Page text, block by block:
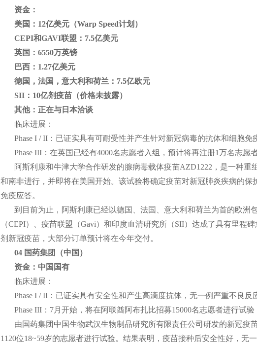
资金：
美国：12亿美元（Warp Speed计划）
CEPI和GAVI联盟：7.5亿美元
英国：6550万英镑
巴西：1.27亿美元
德国，法国，意大利和荷兰：7.5亿欧元
SII：10亿剂疫苗（价格未披露）
其他：正在与日本洽谈
临床进展：
Phase I / II：已证实具有可耐受性并产生针对新冠病毒的抗体和细胞免
Phase III：在英国已经有4000名志愿者入组，预计将再注册1万名志愿
阿斯利康和牛津大学合作研发的腺病毒载体疫苗AZD1222，是一种
和南非进行，并即将在美国开始。该试验将确定疫苗对新冠肺炎疾病的
免疫应答。
到目前为止，阿斯利康已经以德国、法国、意大利和荷兰为首的欧洲
（CEPI）、疫苗联盟（Gavi）和印度血清研究所（SII）达成了具有里程
剂新冠疫苗，大部分订单预计将在今年交付。
04 国药集团（中国）
资金：中国国有
临床进展：
Phase I / II：已证实具有安全性和产生高滴度抗体，无一例严重不良反
Phase III：7月开始，将在阿联酋阿布扎比招募15000名志愿者进行试验
由国药集团中国生物武汉生物制品研究所有限责任公司研发的新冠疫
1120位18~59岁的志愿者进行试验。结果表明，疫苗接种后安全性好，无